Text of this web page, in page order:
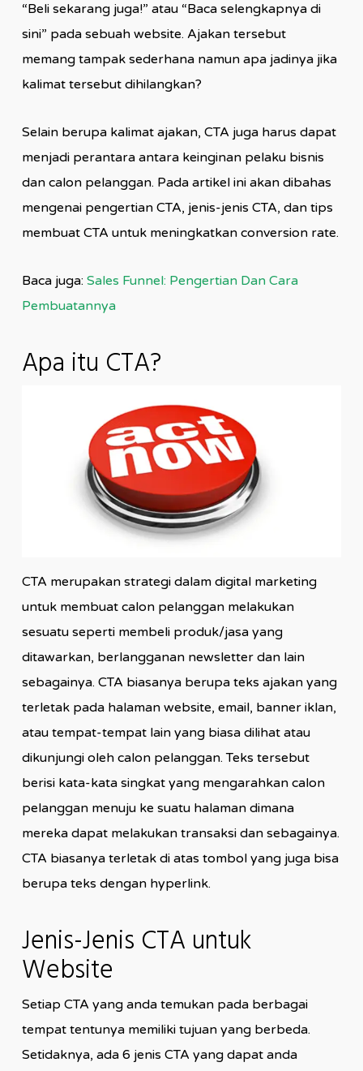
“Beli sekarang juga!” atau “Baca selengkapnya di
sini” pada sebuah website. Ajakan tersebut
memang tampak sederhana namun apa jadinya jika
kalimat tersebut dihilangkan?
Selain berupa kalimat ajakan, CTA juga harus dapat
menjadi perantara antara keinginan pelaku bisnis
dan calon pelanggan. Pada artikel ini akan dibahas
mengenai pengertian CTA, jenis-jenis CTA, dan tips
membuat CTA untuk meningkatkan conversion rate.
Baca juga: Sales Funnel: Pengertian Dan Cara
Pembuatannya
Apa itu CTA?
CTA merupakan strategi dalam digital marketing
untuk membuat calon pelanggan melakukan
sesuatu seperti membeli produk/jasa yang
ditawarkan, berlangganan newsletter dan lain
sebagainya. CTA biasanya berupa teks ajakan yang
terletak pada halaman website, email, banner iklan,
atau tempat-tempat lain yang biasa dilihat atau
dikunjungi oleh calon pelanggan. Teks tersebut
berisi kata-kata singkat yang mengarahkan calon
pelanggan menuju ke suatu halaman dimana
mereka dapat melakukan transaksi dan sebagainya.
CTA biasanya terletak di atas tombol yang juga bisa
berupa teks dengan hyperlink.
Jenis-Jenis CTA untuk
Website
Setiap CTA yang anda temukan pada berbagai
tempat tentunya memiliki tujuan yang berbeda.
Setidaknya, ada 6 jenis CTA yang dapat anda